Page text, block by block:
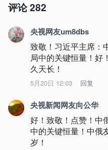
评论282
央视网友um8dbs
致敬！习近平主席：
局中的关键恒量！好
久天长！
5月20日 12:03 回复
央视新闻网友向公华
好！致敬！点赞！中
中的关键恒量！中俄
岁！